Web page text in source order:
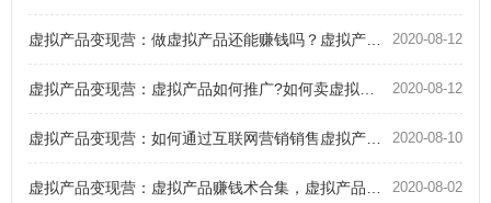
2020-08-12
虚拟产品变现营：做虚拟产品还能赚钱吗？虚拟产品暴利赚钱术
2020-08-12
虚拟产品变现营：虚拟产品如何推广?如何卖虚拟产品月入5000?
2020-08-10
虚拟产品变现营：如何通过互联网营销销售虚拟产品赚钱？
2020-08-02
虚拟产品变现营：虚拟产品赚钱术合集，虚拟产品赚钱方法、思维、操作技能大揭秘！